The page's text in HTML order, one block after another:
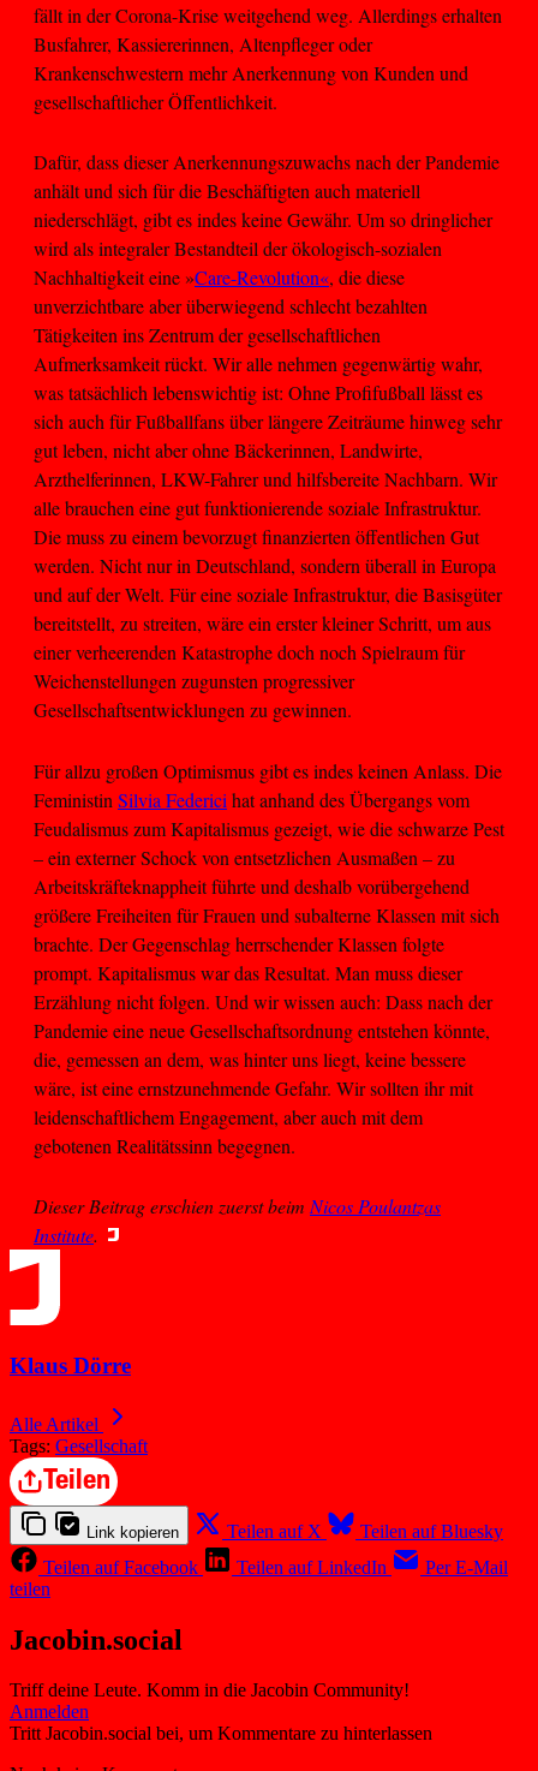
fällt in der Corona-Krise weitgehend weg. Allerdings erhalten
Busfahrer, Kassiererinnen, Altenpfleger oder
Krankenschwestern mehr Anerkennung von Kunden und
gesellschaftlicher Öffentlichkeit.
Dafür, dass dieser Anerkennungszuwachs nach der Pandemie
anhält und sich für die Beschäftigten auch materiell
niederschlägt, gibt es indes keine Gewähr. Um so dringlicher
wird als integraler Bestandteil der ökologisch-sozialen
Nachhaltigkeit eine »Care-Revolution«, die diese
unverzichtbare aber überwiegend schlecht bezahlten
Tätigkeiten ins Zentrum der gesellschaftlichen
Aufmerksamkeit rückt. Wir alle nehmen gegenwärtig wahr,
was tatsächlich lebenswichtig ist: Ohne Profifußball lässt es
sich auch für Fußballfans über längere Zeiträume hinweg sehr
gut leben, nicht aber ohne Bäckerinnen, Landwirte,
Arzthelferinnen, LKW-Fahrer und hilfsbereite Nachbarn. Wir
alle brauchen eine gut funktionierende soziale Infrastruktur.
Die muss zu einem bevorzugt finanzierten öffentlichen Gut
werden. Nicht nur in Deutschland, sondern überall in Europa
und auf der Welt. Für eine soziale Infrastruktur, die Basisgüter
bereitstellt, zu streiten, wäre ein erster kleiner Schritt, um aus
einer verheerenden Katastrophe doch noch Spielraum für
Weichenstellungen zugunsten progressiver
Gesellschaftsentwicklungen zu gewinnen.
Für allzu großen Optimismus gibt es indes keinen Anlass. Die
Feministin Silvia Federici hat anhand des Übergangs vom
Feudalismus zum Kapitalismus gezeigt, wie die schwarze Pest
– ein externer Schock von entsetzlichen Ausmaßen – zu
Arbeitskräfteknappheit führte und deshalb vorübergehend
größere Freiheiten für Frauen und subalterne Klassen mit sich
brachte. Der Gegenschlag herrschender Klassen folgte
prompt. Kapitalismus war das Resultat. Man muss dieser
Erzählung nicht folgen. Und wir wissen auch: Dass nach der
Pandemie eine neue Gesellschaftsordnung entstehen könnte,
die, gemessen an dem, was hinter uns liegt, keine bessere
wäre, ist eine ernstzunehmende Gefahr. Wir sollten ihr mit
leidenschaftlichem Engagement, aber auch mit dem
gebotenen Realitätssinn begegnen.
Dieser Beitrag erschien zuerst beim Nicos Poulantzas
Institute.
Klaus Dörre
Alle Artikel
Tags: Gesellschaft
Teilen
Link kopieren Teilen auf X
Teilen auf Bluesky
Teilen auf Facebook
Teilen auf LinkedIn
Per E-Mail
teilen
Jacobin.social
Triff deine Leute. Komm in die Jacobin Community!